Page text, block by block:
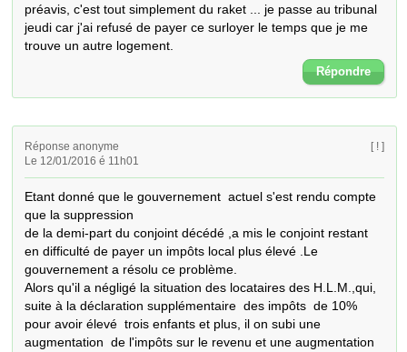
préavis, c'est tout simplement du raket ... je passe au tribunal
jeudi car j'ai refusé de payer ce surloyer le temps que je me
trouve un autre logement.
Répondre
Réponse anonyme
Le 12/01/2016 é 11h01
[ ! ]
Etant donné que le gouvernement  actuel s'est rendu compte
que la suppression
de la demi-part du conjoint décédé ,a mis le conjoint restant
en difficulté de payer un impôts local plus élevé .Le
gouvernement a résolu ce problème.
Alors qu'il a négligé la situation des locataires des H.L.M.,qui,
suite à la déclaration supplémentaire  des impôts  de 10%
pour avoir élevé  trois enfants et plus, il on subi une
augmentation  de l'impôts sur le revenu et une augmentation